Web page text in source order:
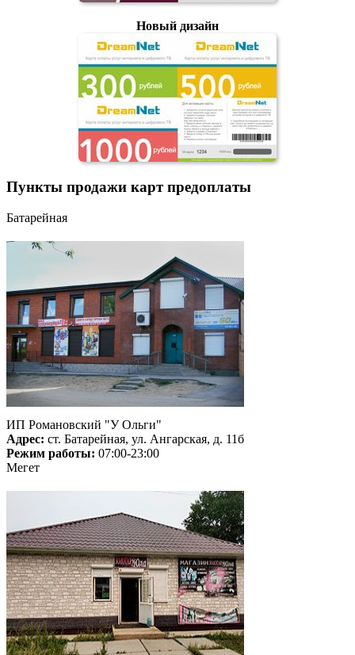
Новый дизайн
Пункты продажи карт предоплаты
Батарейная
ИП Романовский "У Ольги"
Адрес: ст. Батарейная, ул. Ангарская, д. 11б
Режим работы: 07:00-23:00
Мегет